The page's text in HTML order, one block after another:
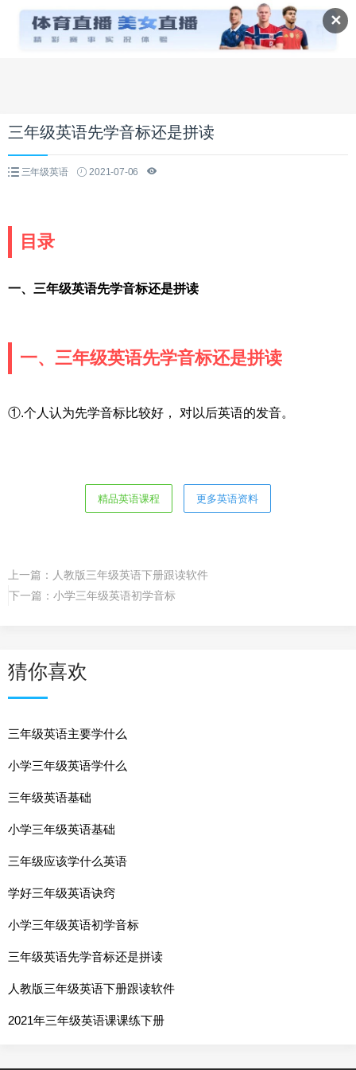
✕
三年级英语先学音标还是拼读
三年级英语 2021-07-06
目录
一、三年级英语先学音标还是拼读
一、三年级英语先学音标还是拼读
①.个人认为先学音标比较好， 对以后英语的发音。
精品英语课程 更多英语资料
上一篇： 人教版三年级英语下册跟读软件
下一篇： 小学三年级英语初学音标
猜你喜欢
三年级英语主要学什么
小学三年级英语学什么
三年级英语基础
小学三年级英语基础
三年级应该学什么英语
学好三年级英语诀窍
小学三年级英语初学音标
三年级英语先学音标还是拼读
人教版三年级英语下册跟读软件
2021年三年级英语课课练下册